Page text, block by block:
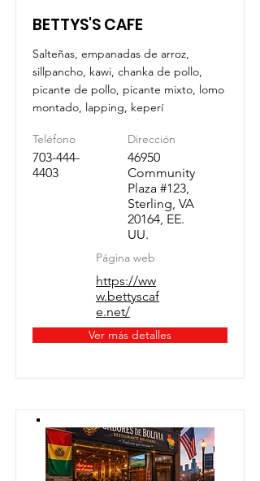
BETTYS'S CAFE
Salteñas, empanadas de arroz,
sillpancho, kawi, chanka de pollo,
picante de pollo, picante mixto, lomo
montado, lapping, keperí
Teléfono
703-444-
4403
Dirección
46950
Community
Plaza #123,
Sterling, VA
20164, EE.
UU.
Página web
https://ww
w.bettyscaf
e.net/
Ver más detalles